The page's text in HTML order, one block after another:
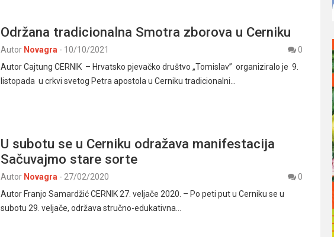
Održana tradicionalna Smotra zborova u Cerniku
Autor Novagra - 10/10/2021
0
Autor Cajtung CERNIK – Hrvatsko pjevačko društvo „Tomislav” organiziralo je 9.
listopada u crkvi svetog Petra apostola u Cerniku tradicionalni…
U subotu se u Cerniku odražava manifestacija
Sačuvajmo stare sorte
Autor Novagra - 27/02/2020
0
Autor Franjo Samardžić CERNIK 27. veljače 2020. – Po peti put u Cerniku se u
subotu 29. veljače, održava stručno-edukativna…